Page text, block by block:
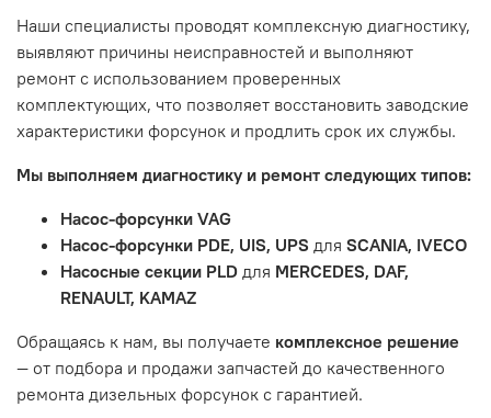
Гарантия не распространяется на следующие случаи:
Истек гарантийный срок.
Товар является расходным материалом, который
тормозные колодки, диски сцепления, свечи зажигания
Неисправности вызваны ДТП, неправильной установкой
или чрезмерным износом.
Неисправность топливной системы или системы
впуска/выпуска.
Наши специалисты проводят комплексную диагностику,
выявляют причины неисправностей и выполняют
ремонт с использованием проверенных
комплектующих, что позволяет восстановить заводские
характеристики форсунок и продлить срок их службы.
Мы выполняем диагностику и ремонт следующих типов:
Насос-форсунки VAG
Насос-форсунки PDE, UIS, UPS для SCANIA, IVECO
Насосные секции PLD для MERCEDES, DAF,
RENAULT, KAMAZ
Обращаясь к нам, вы получаете комплексное решение
— от подбора и продажи запчастей до качественного
ремонта дизельных форсунок с гарантией.